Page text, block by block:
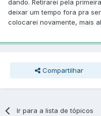
dando. Retirarei pela
deixar um tempo fora pra
colocarei novamente, mais
Compartilhar
Ir para a lista de tópicos